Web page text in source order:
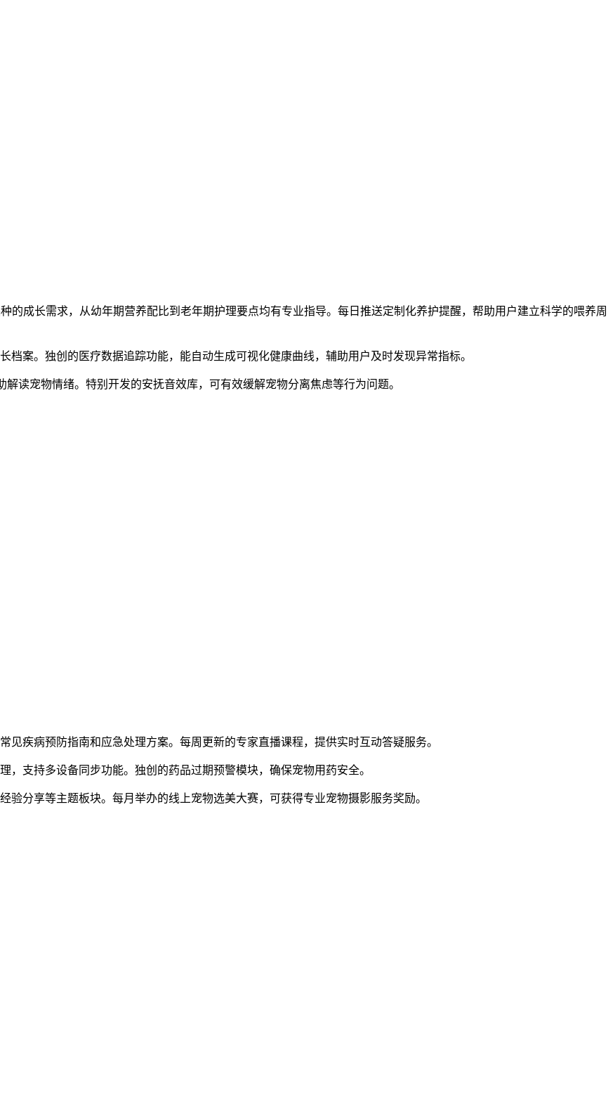
的成长需求，从幼年期营养配比到老年期护理要点均有专业指导。每日推送定制化养护提醒，帮助用户建立科学的喂养周
案。独创的医疗数据追踪功能，能自动生成可视化健康曲线，辅助用户及时发现异常指标。
读宠物情绪。特别开发的安抚音效库，可有效缓解宠物分离焦虑等行为问题。
见疾病预防指南和应急处理方案。每周更新的专家直播课程，提供实时互动答疑服务。
支持多设备同步功能。独创的药品过期预警模块，确保宠物用药安全。
分享等主题板块。每月举办的线上宠物选美大赛，可获得专业宠物摄影服务奖励。